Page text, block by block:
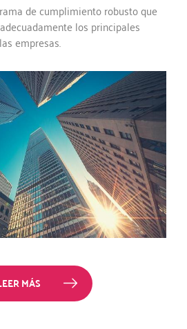
de cumplimiento robusto que
los principales
empresas.
MÁS